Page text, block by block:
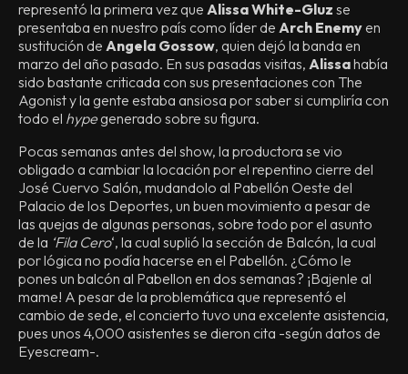
representó la primera vez que Alissa White-Gluz se
presentaba en nuestro país como líder de Arch Enemy en
sustitución de Angela Gossow, quien dejó la banda en
marzo del año pasado. En sus pasadas visitas, Alissahabía
sido bastante criticada con sus presentaciones con The
Agonist y la gente estaba ansiosa por saber si cumpliría con
todo el hype generado sobre su figura.
Pocas semanas antes del show, la productora se vio
obligado a cambiar la locación por el repentino cierre del
José Cuervo Salón, mudandolo al Pabellón Oeste del
Palacio de los Deportes, un buen movimiento a pesar de
las quejas de algunas personas, sobre todo por el asunto
de la ‘Fila Cero‘, la cual suplió la sección de Balcón, la cual
por lógica no podía hacerse en el Pabellón. ¿Cómo le
pones un balcón al Pabellon en dos semanas? ¡Bajenle al
mame! A pesar de la problemática que representó el
cambio de sede, el concierto tuvo una excelente asistencia,
pues unos 4,000 asistentes se dieron cita -según datos de
Eyescream-.